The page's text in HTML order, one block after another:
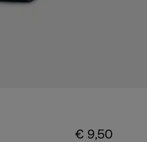
€ 9,50